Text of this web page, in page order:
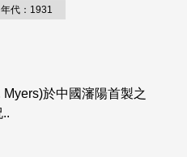
年代：1931
於中國瀋陽首製之